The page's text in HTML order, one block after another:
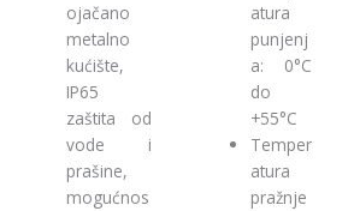
ojačano
metalno
kućište,
IP65
zaštita od
vode i
prašine,
mogućnos
atura
punjenj
a: 0°C
do
+55°C
Temper
atura
pražnje